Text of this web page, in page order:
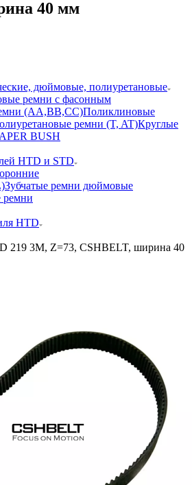
40 мм
дюймовые, полиуретановые
ремни с фасонным
(AA,BB,CC)Поликлиновые
ремни (T, AT)Круглые
BUSH
HTD и STD
Зубчатые ремни дюймовые
ремни
HTD
219 3M, Z=73, CSHBELT, ширина 40